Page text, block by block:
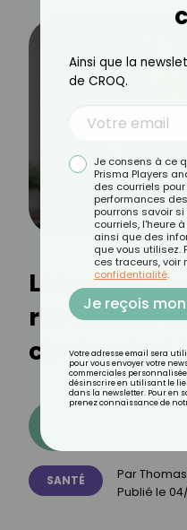
Les
révélateurs
cholestérol
SANTÉ Par
Publié le
Ainsi que la
de CROQ.
Je consens à ce
Prisma Players
des courriels
performances
pourrons savoir si
courriels, l'heure
ainsi que des
que vous utilisez.
ces traceurs, voir
confidentialité.
Je reçois
Votre adresse email sera
pour vous envoyer votre
commerciales
désinscrire en utilisant le
dans la newsletter. Pour en
prenez connaissance de